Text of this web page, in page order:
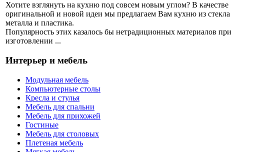
Хотите взглянуть на кухню под совсем новым углом? В качестве
оригинальной и новой идеи мы предлагаем Вам кухню из стекла
металла и пластика.
Популярность этих казалось бы нетрадиционных материалов при
изготовлении ...
Интерьер и мебель
Модульная мебель
Компьютерные столы
Кресла и стулья
Мебель для спальни
Мебель для прихожей
Гостиные
Мебель для столовых
Плетеная мебель